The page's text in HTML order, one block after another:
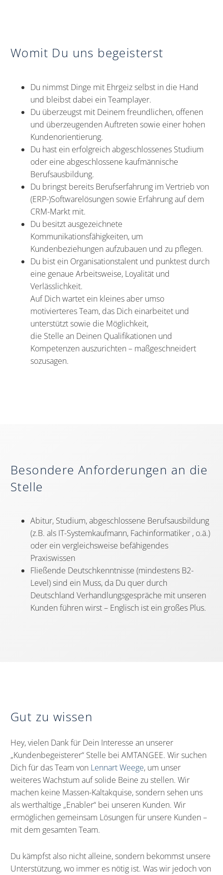
Womit Du uns begeisterst
Du nimmst Dinge mit Ehrgeiz selbst in die Hand
und bleibst dabei ein Teamplayer.
Du überzeugst mit Deinem freundlichen, offenen
und überzeugenden Auftreten sowie einer hohen
Kundenorientierung.
Du hast ein erfolgreich abgeschlossenes Studium
oder eine abgeschlossene kaufmännische
Berufsausbildung.
Du bringst bereits Berufserfahrung im Vertrieb von
(ERP-)Softwarelösungen sowie Erfahrung auf dem
CRM-Markt mit.
Du besitzt ausgezeichnete
Kommunikationsfähigkeiten, um
Kundenbeziehungen aufzubauen und zu pflegen.
Du bist ein Organisationstalent und punktest durch
eine genaue Arbeitsweise, Loyalität und
Verlässlichkeit.
Auf Dich wartet ein kleines aber umso
motivierteres Team, das Dich einarbeitet und
unterstützt sowie die Möglichkeit,
die Stelle an Deinen Qualifikationen und
Kompetenzen auszurichten – maßgeschneidert
sozusagen.
Besondere Anforderungen an die
Stelle
Abitur, Studium, abgeschlossene Berufsausbildung
(z.B. als IT-Systemkaufmann, Fachinformatiker , o.ä.)
oder ein vergleichsweise befähigendes
Praxiswissen
Fließende Deutschkenntnisse (mindestens B2-
Level) sind ein Muss, da Du quer durch
Deutschland Verhandlungsgespräche mit unseren
Kunden führen wirst – Englisch ist ein großes Plus.
Gut zu wissen
Hey, vielen Dank für Dein Interesse an unserer
„Kundenbegeisterer“ Stelle bei AMTANGEE. Wir suchen
Dich für das Team von Lennart Weege, um unser
weiteres Wachstum auf solide Beine zu stellen. Wir
machen keine Massen-Kaltakquise, sondern sehen uns
als werthaltige „Enabler“ bei unseren Kunden. Wir
ermöglichen gemeinsam Lösungen für unsere Kunden –
mit dem gesamten Team.
Du kämpfst also nicht alleine, sondern bekommst unsere
Unterstützung, wo immer es nötig ist. Was wir jedoch von